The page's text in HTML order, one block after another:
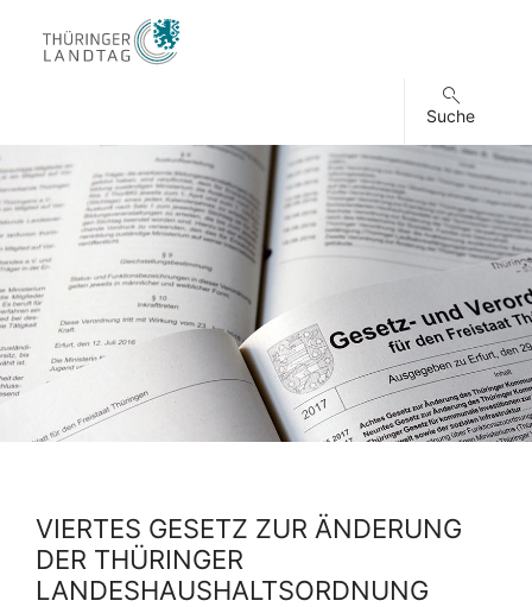
Suche
VIERTES GESETZ ZUR ÄNDERUNG
DER THÜRINGER
LANDESHAUSHALTSORDNUNG